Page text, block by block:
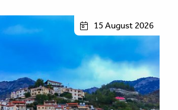
15 August 2026